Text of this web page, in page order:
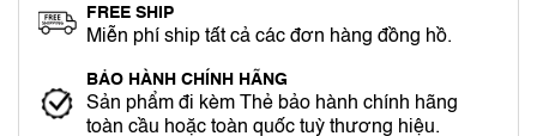
FREE SHIP
Miễn phí ship tất cả các đơn hàng đồng hồ.
BẢO HÀNH CHÍNH HÃNG
Sản phẩm đi kèm Thẻ bảo hành chính hãng
toàn cầu hoặc toàn quốc tuỳ thương hiệu.